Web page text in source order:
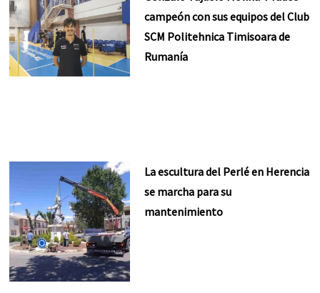
campeón con sus equipos del Club
SCM Politehnica Timisoara de
Rumanía
La escultura del Perlé en Herencia
se marcha para su
mantenimiento